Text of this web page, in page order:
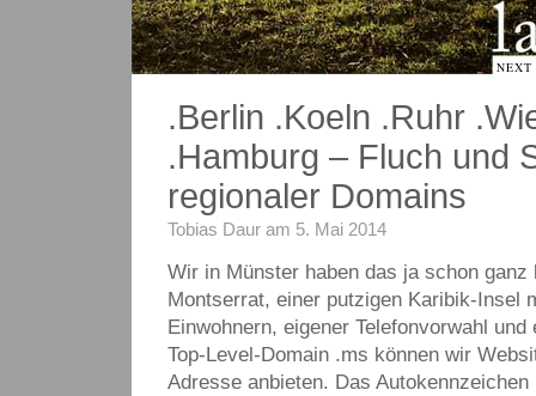
NEXT
.Berlin .Koeln .Ruhr
.Hamburg – Fluch und
regionaler Domains
Tobias Daur am 5. Mai 2014
Wir in Münster haben das ja schon ganz
Montserrat, einer putzigen Karibik-Insel
Einwohnern, eigener Telefonvorwahl und
Top-Level-Domain .ms können wir
Adresse anbieten. Das Autokennzeichen